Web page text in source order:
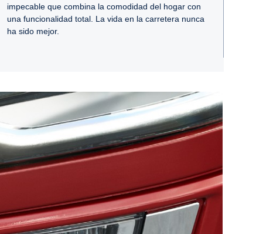
impecable que combina la comodidad del hogar con
una funcionalidad total. La vida en la carretera nunca
ha sido mejor.